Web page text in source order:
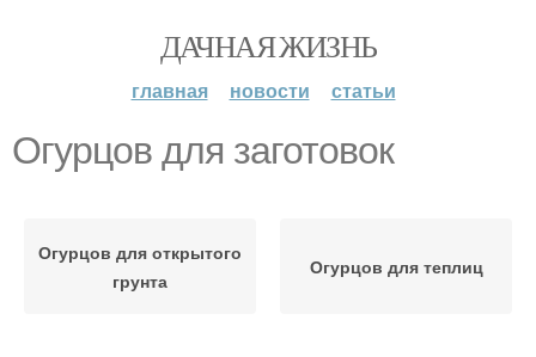
ДАЧНАЯ ЖИЗНЬ
главная новости статьи
Огурцов для заготовок
Огурцов для открытого
грунта
Огурцов для теплиц